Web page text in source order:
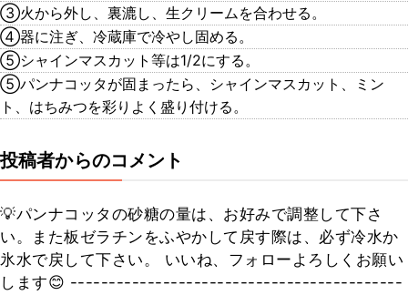
③火から外し、裏漉し、生クリームを合わせる。
④器に注ぎ、冷蔵庫で冷やし固める。
⑤シャインマスカット等は1/2にする。
⑤パンナコッタが固まったら、シャインマスカット、ミン
ト、はちみつを彩りよく盛り付ける。
投稿者からのコメント
💡パンナコッタの砂糖の量は、お好みで調整して下さ
い。また板ゼラチンをふやかして戻す際は、必ず冷水か
氷水で戻して下さい。 いいね、フォローよろしくお願い
します😊 -------------------------------------------